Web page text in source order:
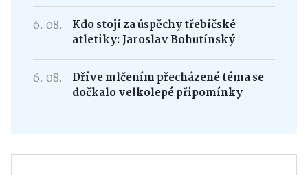
6. 08.
Kdo stojí za úspěchy třebíčské
atletiky: Jaroslav Bohutínský
6. 08.
Dříve mlčením přecházené téma se
dočkalo velkolepé připomínky